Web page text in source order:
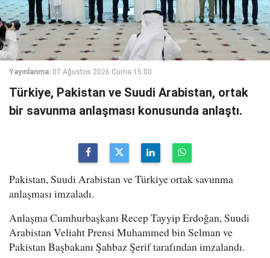
Yayınlanma: 07 Ağustos 2026 Cuma 15:00
Türkiye, Pakistan ve Suudi Arabistan, ortak
bir savunma anlaşması konusunda anlaştı.
Pakistan, Suudi Arabistan ve Türkiye ortak savunma
anlaşması imzaladı.
Anlaşma Cumhurbaşkanı Recep Tayyip Erdoğan, Suudi
Arabistan Veliaht Prensi Muhammed bin Selman ve
Pakistan Başbakanı Şahbaz Şerif tarafından imzalandı.